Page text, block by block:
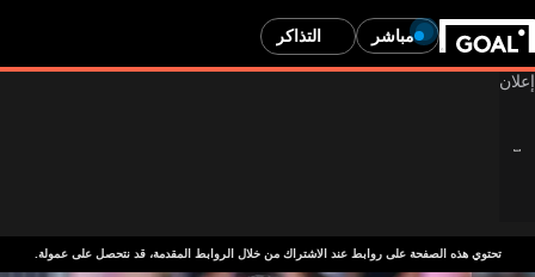
مباشر التذاكر
تحتوي هذه الصفحة على روابط عند الاشتراك من خلال الروابط المقدمة، قد نتحصل على عمولة.